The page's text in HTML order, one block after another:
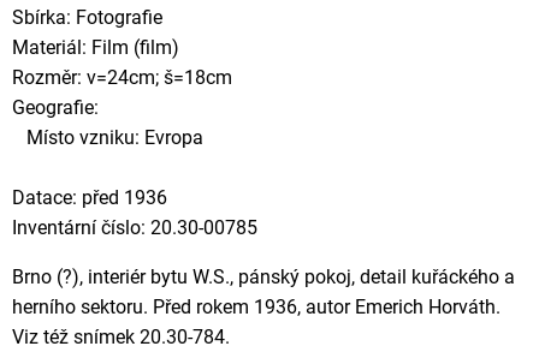
Sbírka: Fotografie
Materiál: Film (film)
Rozměr: v=24cm; š=18cm
Geografie:
Místo vzniku: Evropa
Datace: před 1936
Inventární číslo: 20.30-00785
Brno (?), interiér bytu W.S., pánský pokoj, detail kuřáckého a
herního sektoru. Před rokem 1936, autor Emerich Horváth.
Viz též snímek 20.30-784.